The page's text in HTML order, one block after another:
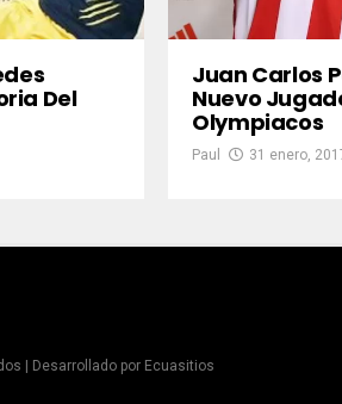
Del
Juan Carlos
Nuevo
Olympiacos
Paul 31 enero,
| Desarrollado por Ecuasitios